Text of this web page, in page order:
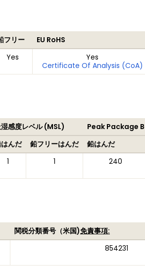
フリー EU RoHS
Yes
Yes
Certificate Of Analysis (CoA)
感度レベル (MSL) Peak Package
んだ
鉛フリーはんだ 鉛はんだ
1 1 240
関税分類番号（米国)免責事項:
854231